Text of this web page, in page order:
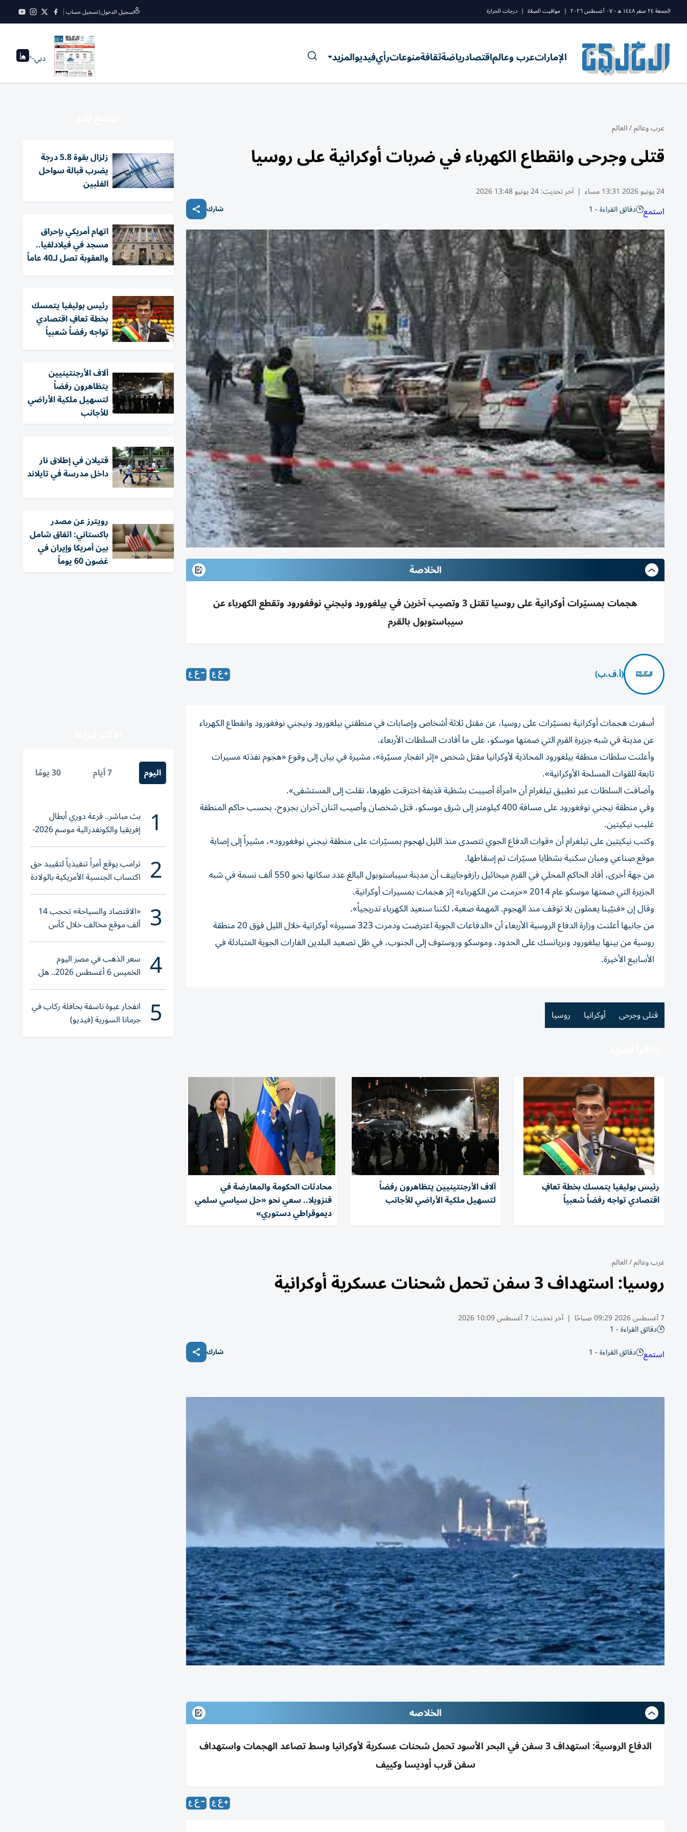
الجمعة ٢٤ صفر ١٤٤٨ ه - ٠٧ أغسطس ٢٠٢٦ | مواقيت الصلاة | درجات الحرارة تسجيل الدخول|تسجيل حساب
الإماراتعرب وعالماقتصادرياضةثقافةمنوعاترأيفيديوالمزيد دبي--°
عرب وعالم/العالم
قتلى وجرحى وانقطاع الكهرباء في ضربات أوكرانية على روسيا
24 يونيو 2026 13:31 مساء | آخر تحديث:24 يونيو 13:48 2026
استمع دقائق القراءة - 1 شارك
الخلاصة
هجمات بمسيّرات أوكرانية على روسيا تقتل 3 وتصيب آخرين في بيلغورود ونيجني نوفغورود وتقطع الكهرباء عن
سيباستوبول بالقرم
(أ.ف.ب)
أسفرت هجمات أوكرانية بمسيّرات على روسيا، عن مقتل ثلاثة أشخاص وإصابات في منطقتي بيلغورود ونيجني نوفغورود وانقطاع الكهرباء
عن مدينة في شبه جزيرة القرم التي ضمتها موسكو، على ما أفادت السلطات الأربعاء.
وأعلنت سلطات منطقة بيلغورود المحاذية لأوكرانيا مقتل شخص «إثر انفجار مسيّرة»، مشيرة في بيان إلى وقوع «هجوم نفذته مسيرات
تابعة للقوات المسلحة الأوكرانية».
وأضافت السلطات عبر تطبيق تيلغرام أن «امرأة أصيبت بشظية قذيفة اخترقت ظهرها، نقلت إلى المستشفى».
وفي منطقة نيجني نوفغورود على مسافة 400 كيلومتر إلى شرق موسكو، قتل شخصان وأصيب اثنان آخران بجروح، بحسب حاكم المنطقة
غليب نيكيتين.
وكتب نيكيتين على تيلغرام أن «قوات الدفاع الجوي تتصدى منذ الليل لهجوم بمسيّرات على منطقة نيجني نوفغورود»، مشيراً إلى إصابة
موقع صناعي ومبان سكنية بشظايا مسيّرات تم إسقاطها.
من جهة أخرى، أفاد الحاكم المحلي في القرم ميخائيل رازفوجاييف أن مدينة سيباستوبول البالغ عدد سكانها نحو 550 ألف نسمة في شبه
الجزيرة التي ضمتها موسكو عام 2014 «حرمت من الكهرباء» إثر هجمات بمسيرات أوكرانية.
وقال إن «فنيّينا يعملون بلا توقف منذ الهجوم. المهمة صعبة، لكننا سنعيد الكهرباء تدريجياً».
من جانبها أعلنت وزارة الدفاع الروسية الأربعاء أن «الدفاعات الجوية اعترضت ودمرت 323 مسيرة» أوكرانية خلال الليل فوق 20 منطقة
روسية من بينها بيلغورود وبريانسك على الحدود، وموسكو وروستوف إلى الجنوب، في ظل تصعيد البلدين الغارات الجوية المتبادلة في
الأسابيع الأخيرة.
قتلى وجرحى أوكرانيا روسيا
رئيس بوليفيا يتمسك بخطة تعافٍ
اقتصادي تواجه رفضاً شعبياً
آلاف الأرجنتينيين يتظاهرون رفضاً
لتسهيل ملكية الأراضي للأجانب
محادثات الحكومة والمعارضة في
فنزويلا.. سعي نحو «حل سياسي سلمي
ديموقراطي دستوري»
عرب وعالم/العالم
روسيا: استهداف 3 سفن تحمل شحنات عسكرية أوكرانية
7 أغسطس 2026 09:29 صباحًا | آخر تحديث:7 أغسطس 10:09 2026
دقائق القراءة - 1
استمع دقائق القراءة - 1 شارك
الخلاصه
الدفاع الروسية: استهداف 3 سفن في البحر الأسود تحمل شحنات عسكرية لأوكرانيا وسط تصاعد الهجمات واستهداف
سفن قرب أوديسا وكييف
زلزال بقوة 5.8 درجة
يضرب قبالة سواحل
الفلبين
اتهام أمريكي بإحراق
مسجد في فيلادلفيا..
والعقوبة تصل لـ40 عاماً
رئيس بوليفيا يتمسك
بخطة تعافٍ اقتصادي
تواجه رفضاً شعبياً
آلاف الأرجنتينيين
يتظاهرون رفضاً
لتسهيل ملكية الأراضي
للأجانب
قتيلان في إطلاق نار
داخل مدرسة في تايلاند
‏رويترز عن مصدر
باكستاني: اتفاق شامل
بين أمريكا وإيران في
غضون 60 يوماً
اليوم 7 أيام 30 يومًا
1 بث مباشر.. قرعة دوري أبطال
إفريقيا والكونفدرالية موسم 2026-
2027
2 ترامب يوقع أمراً تنفيذياً لتقييد حق
اكتساب الجنسية الأمريكية بالولادة
3 «الاقتصاد والسياحة» تحجب 14
ألف موقع مخالف خلال كأس
العالم 2026
4 سعر الذهب في مصر اليوم
الخميس 6 أغسطس 2026.. هل
تنوي الشراء؟
5 انفجار عبوة ناسفة بحافلة ركاب في
جرمانا السورية (فيديو)